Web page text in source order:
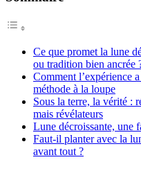
Ce que promet la lune
ou tradition bien ancrée
Comment l’expérience
méthode à la loupe
Sous la terre, la vérité :
mais révélateurs
Lune décroissante, une
Faut-il planter avec la
avant tout ?